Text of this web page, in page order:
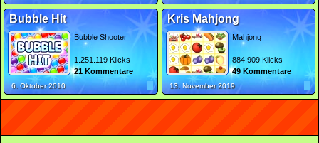
Bubble Hit
Bubble Shooter
1.251.119 Klicks
21 Kommentare
6. Oktober 2010
Kris Mahjong
Mahjong
884.909 Klicks
49 Kommentare
13. November 2019